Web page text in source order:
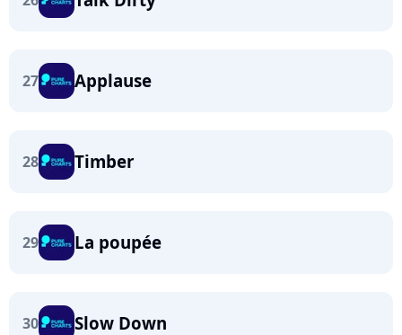
27 Applause
28 Timber
29 La poupée
30 Slow Down